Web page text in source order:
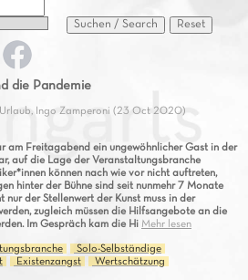
Suchen / Search Reset
die Pandemie
Urlaub, Ingo Zamperoni (23 Oct 2020)
am Freitagabend ein ungewöhnlicher Gast in der
auf die Lage der Veranstaltungsbranche
können nach wie vor nicht auftreten,
hinter der Bühne sind seit nunmehr 7 Monate
der Stellenwert der Kunst muss in der
zugleich müssen die Hilfsangebote an die
Im Gespräch kam die Hi Mehr lesen
Solo-Selbständige
Existenzangst
Wertschätzung